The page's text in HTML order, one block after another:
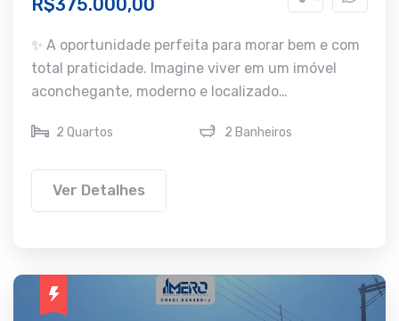
✨ A oportunidade perfeita para morar bem e com
total praticidade. Imagine viver em um imóvel
aconchegante, moderno e localizado…
2 Quartos 2 Banheiros
Ver Detalhes